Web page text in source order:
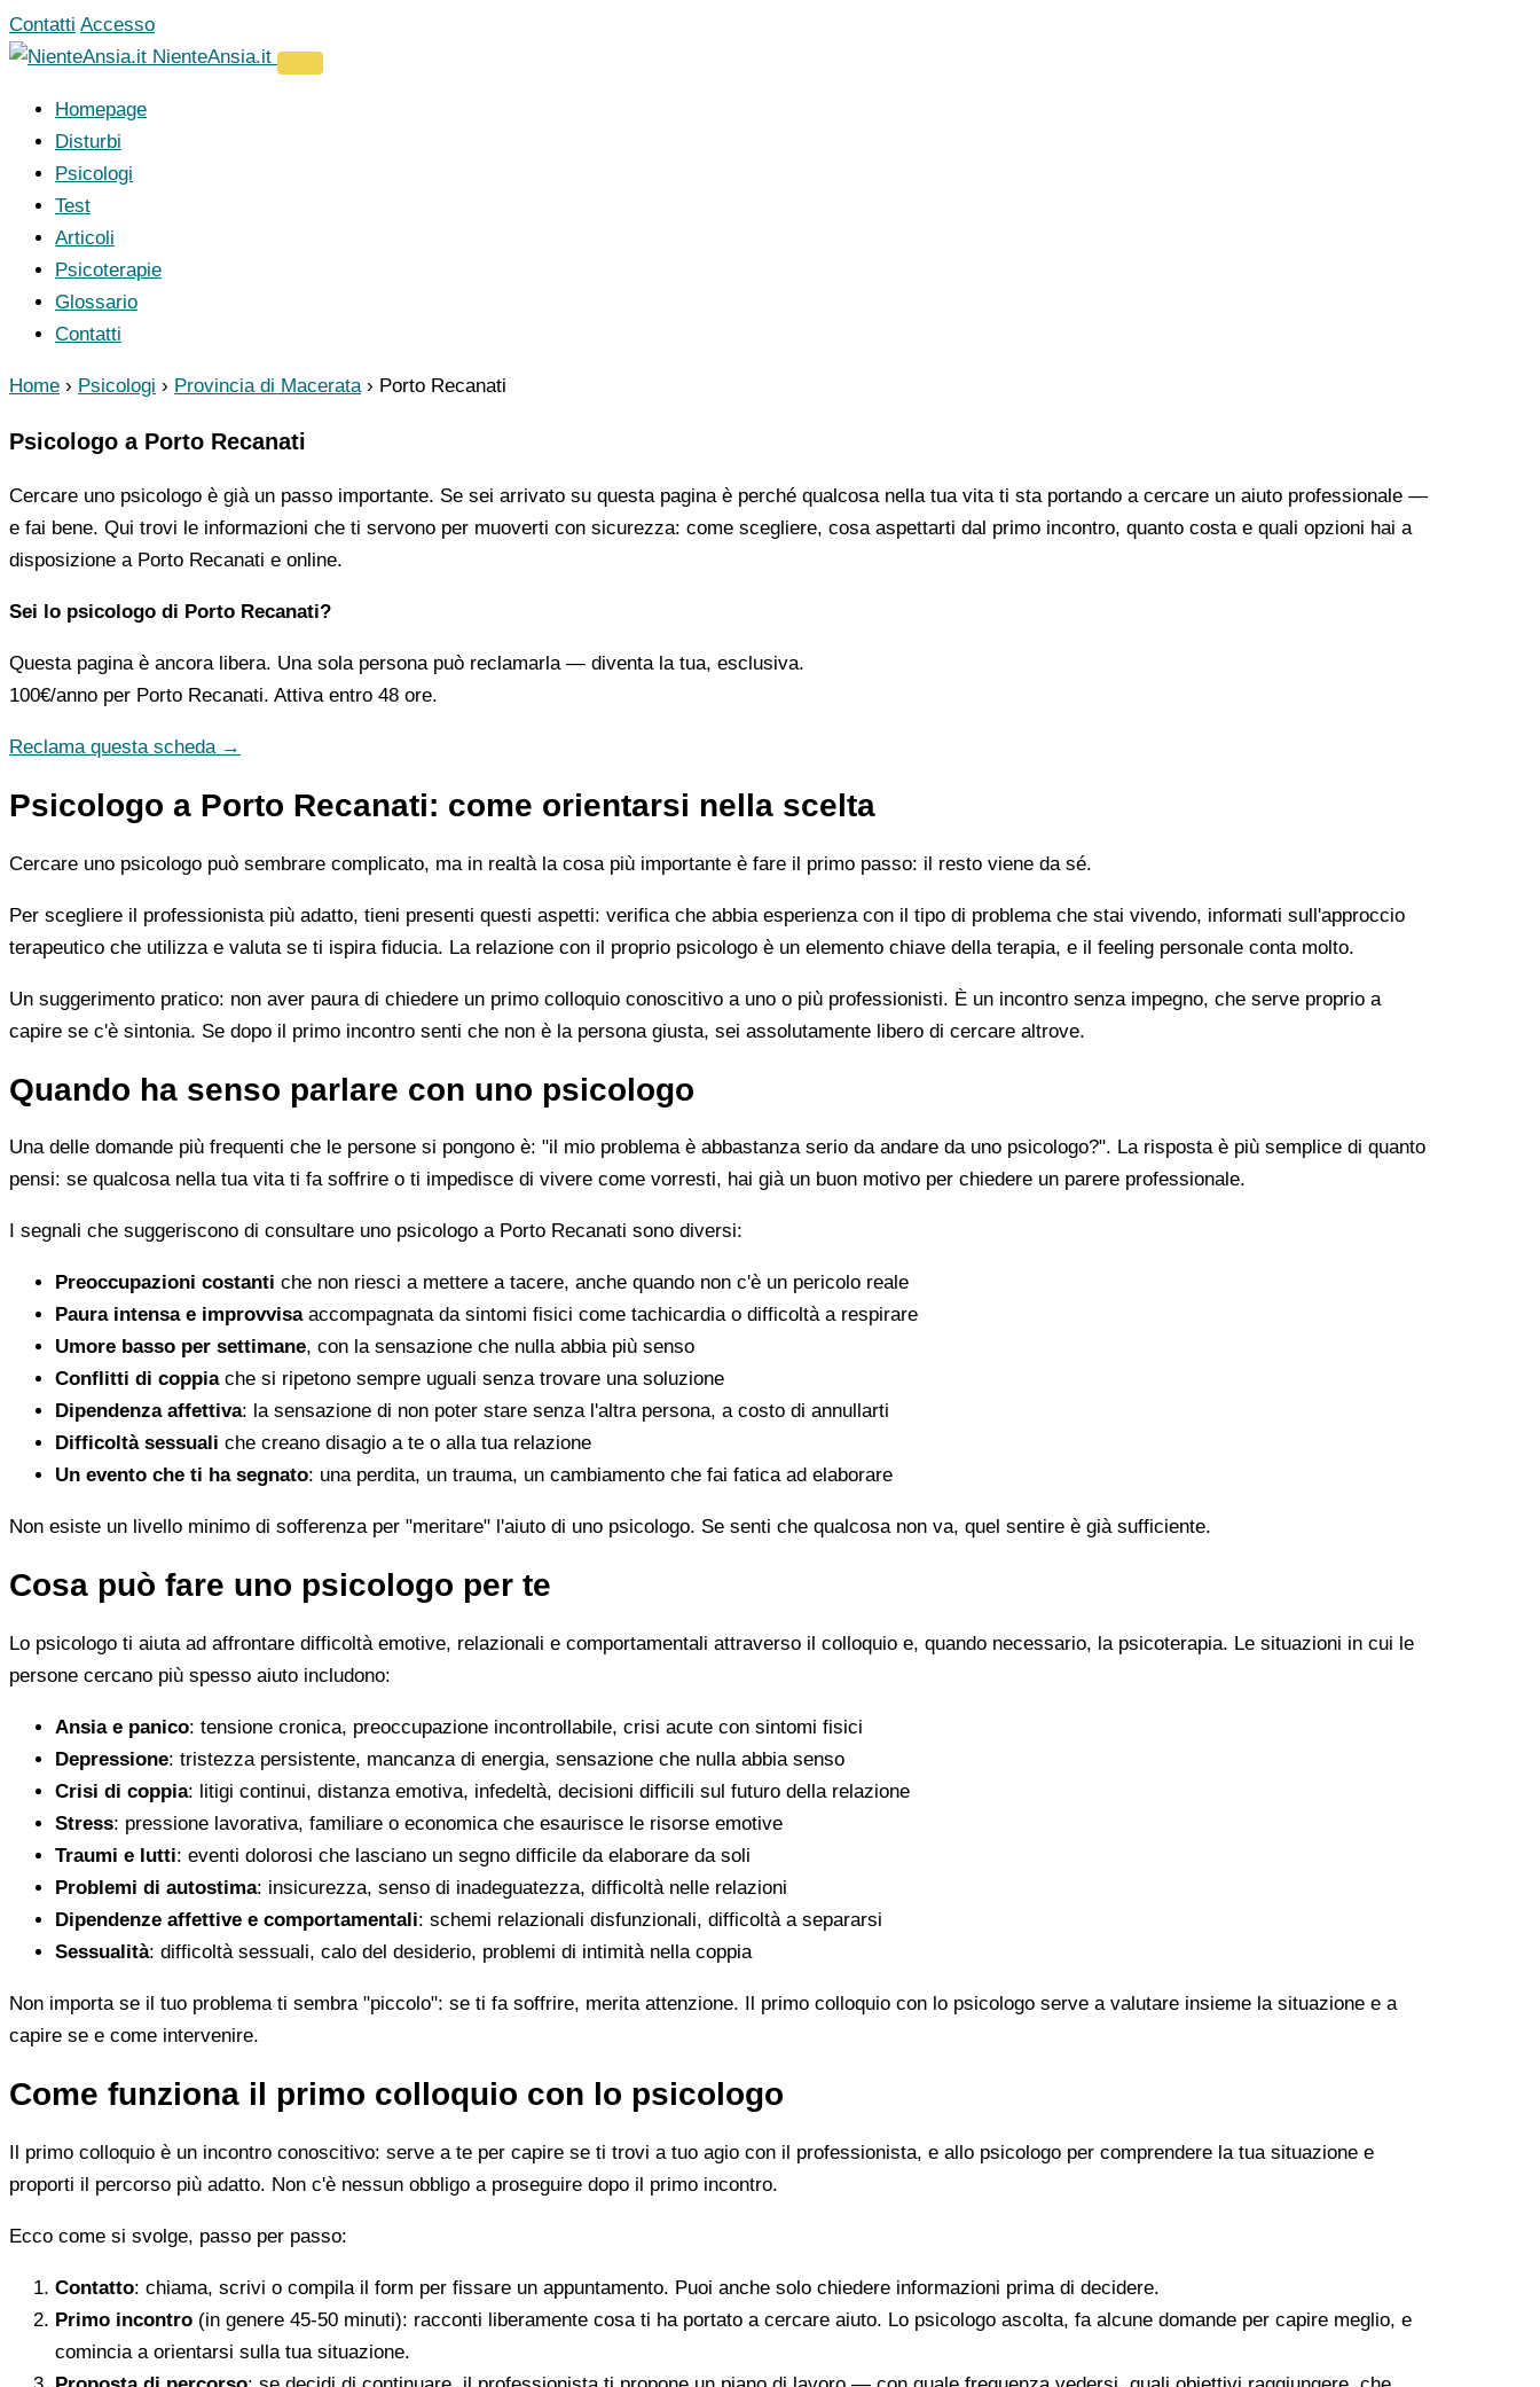
Vai
al
Contatti Accesso
NienteAnsia.it
Homepage
Disturbi
Psicologi
Test
Articoli
Psicoterapie
Glossario
Contatti
Home › Psicologi › Provincia di Macerata › Porto Recanati
Psicologo a Porto Recanati
Cercare uno psicologo è già un passo importante. Se sei arrivato su questa pagina è perché qualcosa nella tua vita ti sta portando a cercare un aiuto professionale —
e fai bene. Qui trovi le informazioni che ti servono per muoverti con sicurezza: come scegliere, cosa aspettarti dal primo incontro, quanto costa e quali opzioni hai a
disposizione a Porto Recanati e online.
Sei lo psicologo di Porto Recanati?
Questa pagina è ancora libera. Una sola persona può reclamarla — diventa la tua, esclusiva.
100€/anno per Porto Recanati. Attiva entro 48 ore.
Reclama questa scheda →
Psicologo a Porto Recanati: come orientarsi nella scelta
Cercare uno psicologo può sembrare complicato, ma in realtà la cosa più importante è fare il primo passo: il resto viene da sé.
Per scegliere il professionista più adatto, tieni presenti questi aspetti: verifica che abbia esperienza con il tipo di problema che stai vivendo, informati sull'approccio
terapeutico che utilizza e valuta se ti ispira fiducia. La relazione con il proprio psicologo è un elemento chiave della terapia, e il feeling personale conta molto.
Un suggerimento pratico: non aver paura di chiedere un primo colloquio conoscitivo a uno o più professionisti. È un incontro senza impegno, che serve proprio a
capire se c'è sintonia. Se dopo il primo incontro senti che non è la persona giusta, sei assolutamente libero di cercare altrove.
Quando ha senso parlare con uno psicologo
Una delle domande più frequenti che le persone si pongono è: "il mio problema è abbastanza serio da andare da uno psicologo?". La risposta è più semplice di quanto
pensi: se qualcosa nella tua vita ti fa soffrire o ti impedisce di vivere come vorresti, hai già un buon motivo per chiedere un parere professionale.
I segnali che suggeriscono di consultare uno psicologo a Porto Recanati sono diversi:
Preoccupazioni costanti che non riesci a mettere a tacere, anche quando non c'è un pericolo reale
Paura intensa e improvvisaaccompagnata da sintomi fisici come tachicardia o difficoltà a respirare
Umore basso per settimane, con la sensazione che nulla abbia più senso
Conflitti di coppiache si ripetono sempre uguali senza trovare una soluzione
Dipendenza affettiva: la sensazione di non poter stare senza l'altra persona, a costo di annullarti
Difficoltà sessuali che creano disagio a te o alla tua relazione
Un evento che ti ha segnato: una perdita, un trauma, un cambiamento che fai fatica ad elaborare
Non esiste un livello minimo di sofferenza per "meritare" l'aiuto di uno psicologo. Se senti che qualcosa non va, quel sentire è già sufficiente.
Cosa può fare uno psicologo per te
Lo psicologo ti aiuta ad affrontare difficoltà emotive, relazionali e comportamentali attraverso il colloquio e, quando necessario, la psicoterapia. Le situazioni in cui le
persone cercano più spesso aiuto includono:
Ansia e panico: tensione cronica, preoccupazione incontrollabile, crisi acute con sintomi fisici
Depressione: tristezza persistente, mancanza di energia, sensazione che nulla abbia senso
Crisi di coppia: litigi continui, distanza emotiva, infedeltà, decisioni difficili sul futuro della relazione
Stress: pressione lavorativa, familiare o economica che esaurisce le risorse emotive
Traumi e lutti: eventi dolorosi che lasciano un segno difficile da elaborare da soli
Problemi di autostima: insicurezza, senso di inadeguatezza, difficoltà nelle relazioni
Dipendenze affettive e comportamentali: schemi relazionali disfunzionali, difficoltà a separarsi
Sessualità: difficoltà sessuali, calo del desiderio, problemi di intimità nella coppia
Non importa se il tuo problema ti sembra "piccolo": se ti fa soffrire, merita attenzione. Il primo colloquio con lo psicologo serve a valutare insieme la situazione e a
capire se e come intervenire.
Come funziona il primo colloquio con lo psicologo
Il primo colloquio è un incontro conoscitivo: serve a te per capire se ti trovi a tuo agio con il professionista, e allo psicologo per comprendere la tua situazione e
proporti il percorso più adatto. Non c'è nessun obbligo a proseguire dopo il primo incontro.
Ecco come si svolge, passo per passo:
Contatto: chiama, scrivi o compila il form per fissare un appuntamento. Puoi anche solo chiedere informazioni prima di decidere.
Primo incontro (in genere 45-50 minuti): racconti liberamente cosa ti ha portato a cercare aiuto. Lo psicologo ascolta, fa alcune domande per capire meglio, e
comincia a orientarsi sulla tua situazione.